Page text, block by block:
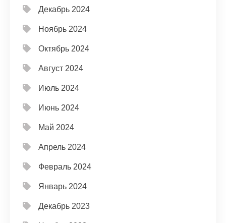
Декабрь 2024
Ноябрь 2024
Октябрь 2024
Август 2024
Июль 2024
Июнь 2024
Май 2024
Апрель 2024
Февраль 2024
Январь 2024
Декабрь 2023